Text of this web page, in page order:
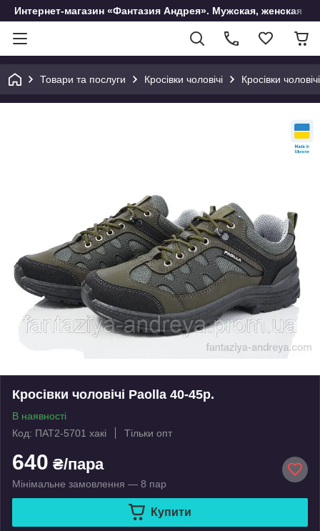
Интернет-магазин «Фантазия Андрея». Мужская, женская и
Товари та послуги Кросівки чоловічі Кросівки
Кросівки чоловічі Paolla 40-45р.
В наявності
Код: ПАТ2-5701 хакі
Тільки опт
640 ₴/пара
Мінімальне замовлення — 8 пар
Купити